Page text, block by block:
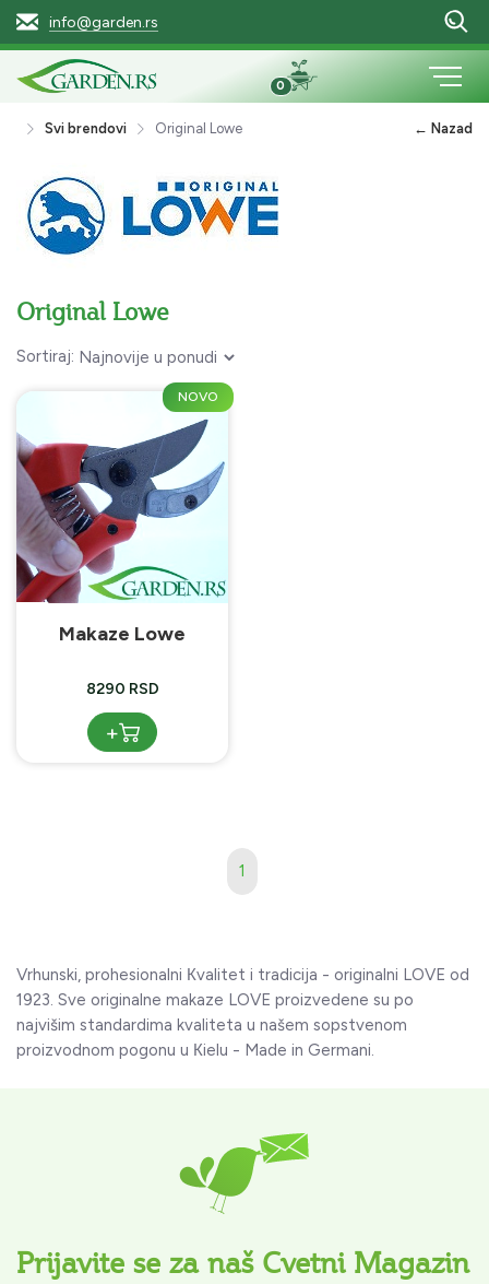
info@garden.rs
0
Svi brendovi Original Lowe ← Nazad
Original Lowe
Sortiraj:
NOVO
Makaze Lowe
8290 RSD
+
1
Vrhunski, prohesionalni Кvalitet i tradicija - originalni LOVE od
1923. Sve originalne makaze LOVE proizvedene su po
najvišim standardima kvaliteta u našem sopstvenom
proizvodnom pogonu u Кielu - Made in Germani.
Prijavite se za naš Cvetni Magazin